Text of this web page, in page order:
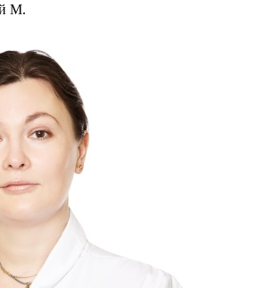
М.